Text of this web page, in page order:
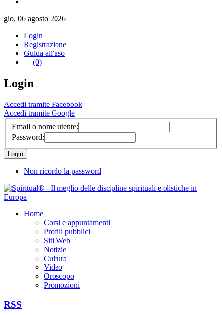
gio, 06 agosto 2026
Login
Registrazione
Guida all'uso
(0)
Login
Accedi tramite Facebook
Accedi tramite Google
Email o nome utente:
Password:
Non ricordo la password
Home
Corsi e appuntamenti
Profili pubblici
Siti Web
Notizie
Cultura
Video
Oroscopo
Promozioni
RSS